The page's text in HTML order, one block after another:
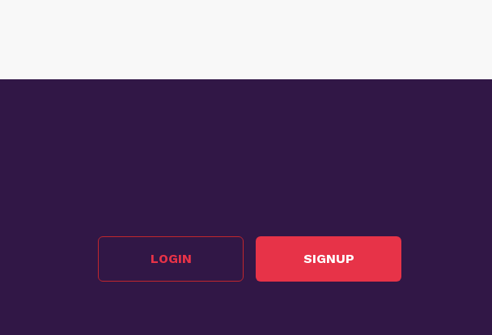
LOGIN SIGNUP